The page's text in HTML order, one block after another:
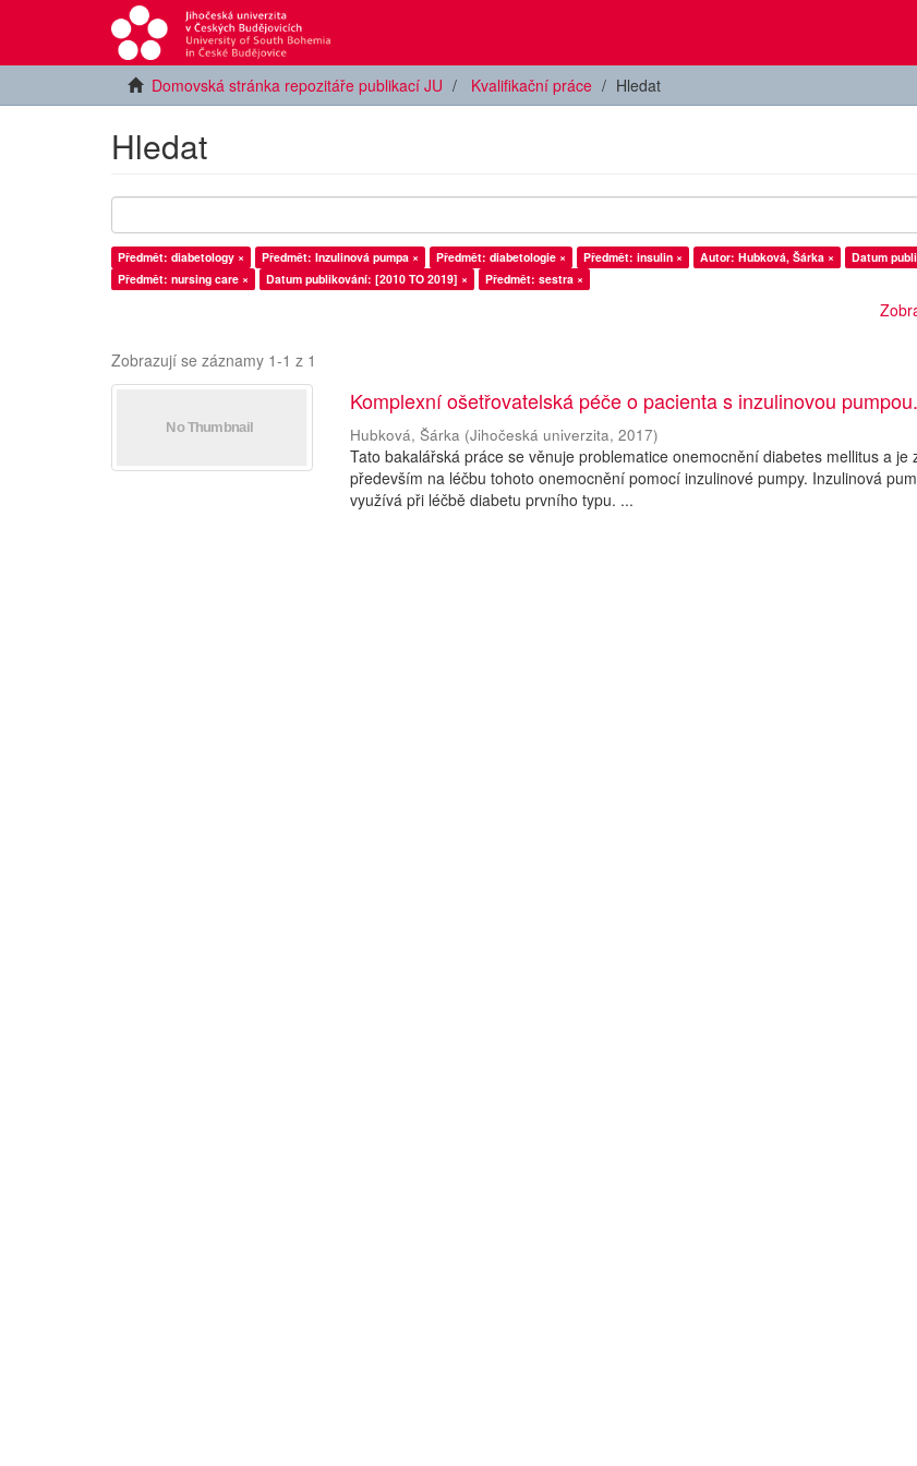
Domovská stránka repozitáře publikací JU Kvalifikační práce Hledat
Hledat
Předmět: diabetology × Předmět: Inzulinová pumpa × Předmět: diabetologie × Předmět: insulin × Autor: Hubková, Šárka ×
Datum
Předmět: nursing care ×
Datum publikování: [2010 TO 2019] × Předmět: sestra ×
Zobrazují se záznamy 1-1 z 1
Komplexní ošetřovatelská péče o pacienta s inzulinovou pumpou.
Hubková, Šárka (Jihočeská univerzita,2017)
Tato bakalářská práce se věnuje problematice onemocnění diabetes mellitus a je
především na léčbu tohoto onemocnění pomocí inzulinové pumpy. Inzulinová
využívá při léčbě diabetu prvního typu. ...